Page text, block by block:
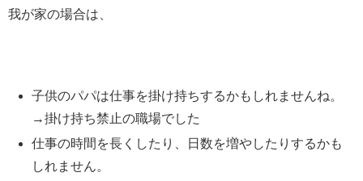
我が家の場合は、
子供のパパは仕事を掛け持ちするかもしれませんね。
→掛け持ち禁止の職場でした
仕事の時間を長くしたり、日数を増やしたりするかも
しれません。